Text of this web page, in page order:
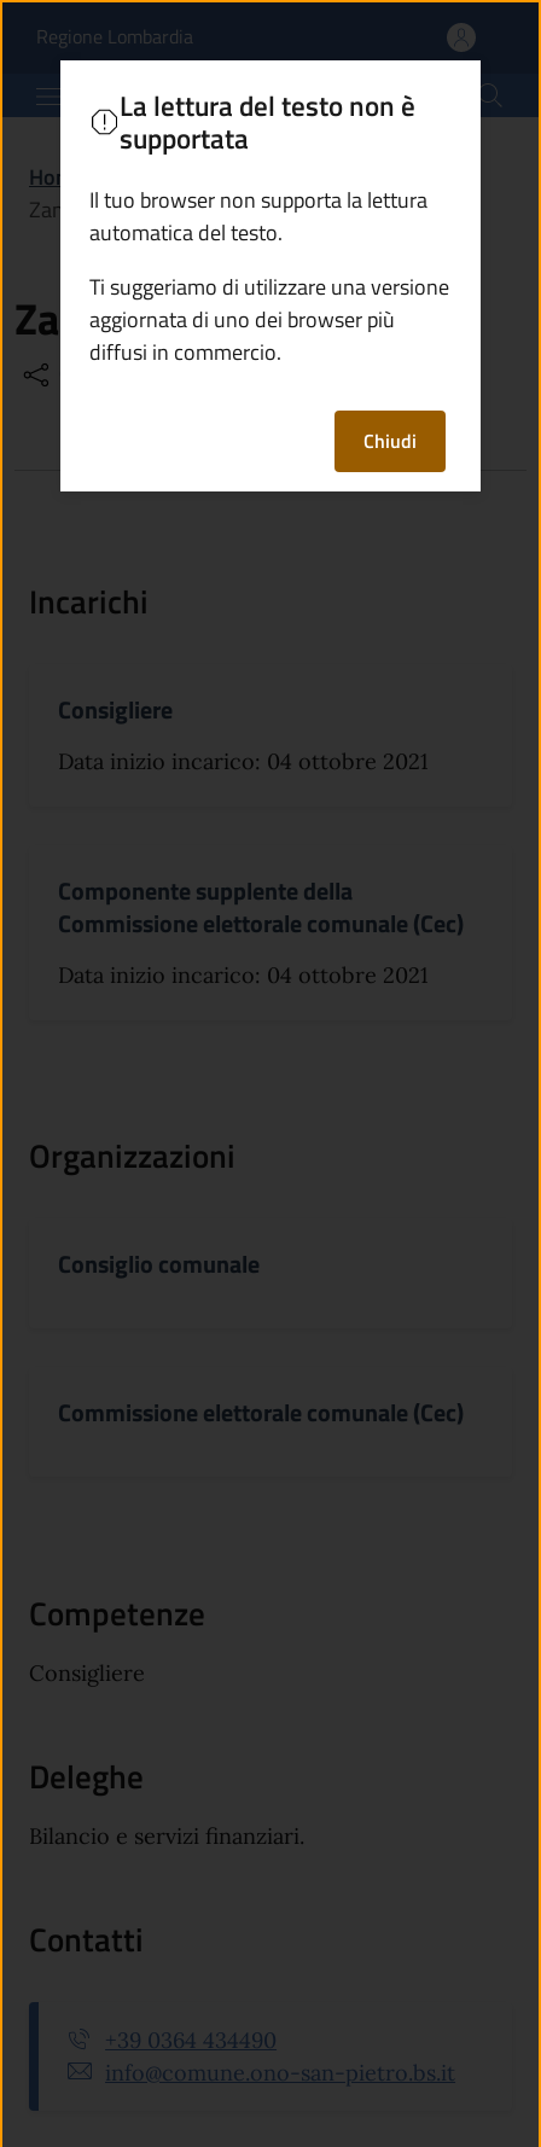
Zana Cristian | Comune
Regione Lombardia(apre in un'altra scheda).
Comune di Ono San Pietro
Home
Zana Cristian
Zana Cristian
La lettura del testo non è
supportata
Il tuo browser non supporta la lettura
automatica del testo.
Ti suggeriamo di utilizzare una versione
aggiornata di uno dei browser più
diffusi in commercio.
Chiudi
Incarichi
Consigliere
Data inizio incarico: 04 ottobre 2021
Componente supplente della
Commissione elettorale comunale (Cec)
Data inizio incarico: 04 ottobre 2021
Organizzazioni
Consiglio comunale
Commissione elettorale comunale (Cec)
Competenze
Consigliere
Deleghe
Bilancio e servizi finanziari.
Contatti
+39 0364 434490
info@comune.ono-san-pietro.bs.it